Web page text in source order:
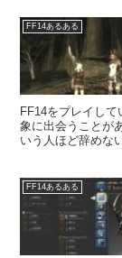
FF14あるある
FF14をプレイし
象に出会うことが
いう人ほど辞めな
FF14あるある